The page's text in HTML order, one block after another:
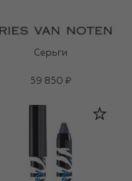
Серьги
59 850 ₽